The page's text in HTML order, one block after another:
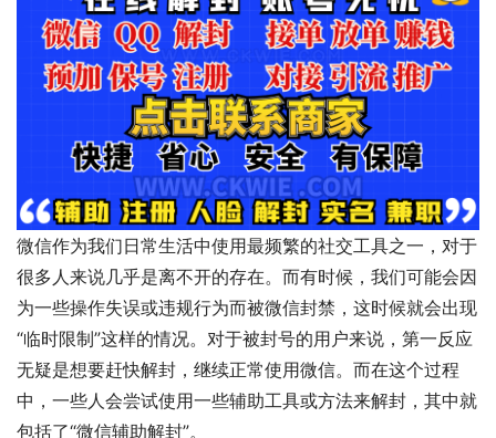
微信作为我们日常生活中使用最频繁的社交工具之一，对于
很多人来说几乎是离不开的存在。而有时候，我们可能会因
为一些操作失误或违规行为而被微信封禁，这时候就会出现
“临时限制”这样的情况。对于被封号的用户来说，第一反应
无疑是想要赶快解封，继续正常使用微信。而在这个过程
中，一些人会尝试使用一些辅助工具或方法来解封，其中就
包括了“微信辅助解封”。